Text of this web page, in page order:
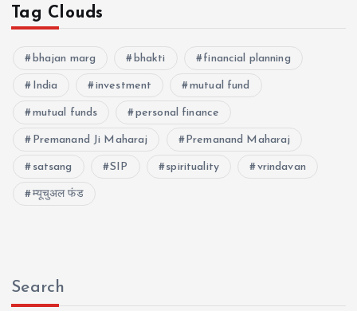
Tag Clouds
bhajan marg bhakti financial planning
India investment mutual fund
mutual funds personal finance
Premanand Ji Maharaj Premanand Maharaj
satsang SIP spirituality vrindavan
म्यूचुअल फंड
Search